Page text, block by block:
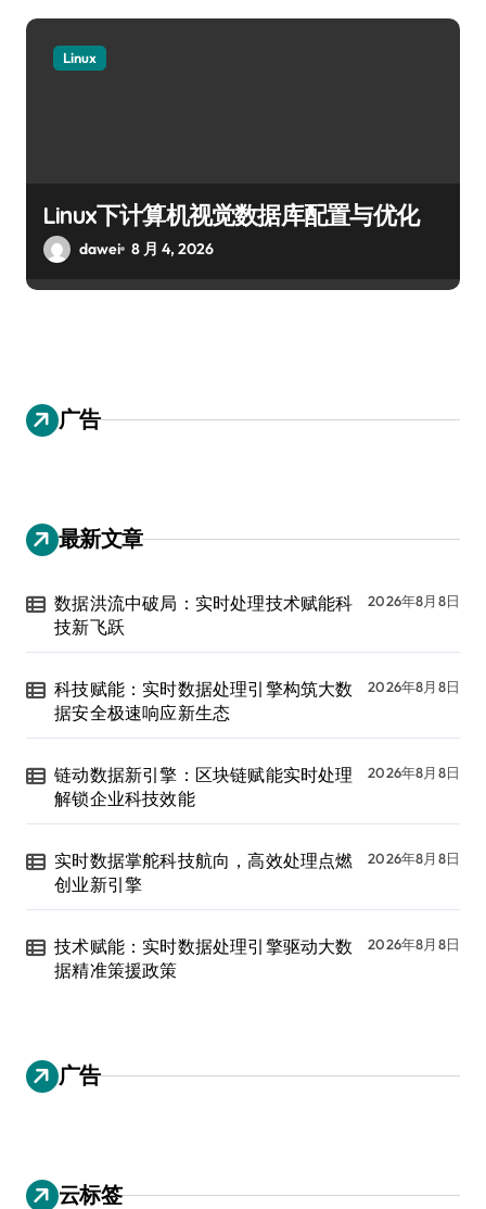
Linux
Linux下计算机视觉数据库配置与优化
dawei 8 月 4, 2026
广告
最新文章
数据洪流中破局：实时处理技术赋能科
技新飞跃
2026年8月8日
科技赋能：实时数据处理引擎构筑大数
据安全极速响应新生态
2026年8月8日
链动数据新引擎：区块链赋能实时处理
解锁企业科技效能
2026年8月8日
实时数据掌舵科技航向，高效处理点燃
创业新引擎
2026年8月8日
技术赋能：实时数据处理引擎驱动大数
据精准策援政策
2026年8月8日
广告
云标签